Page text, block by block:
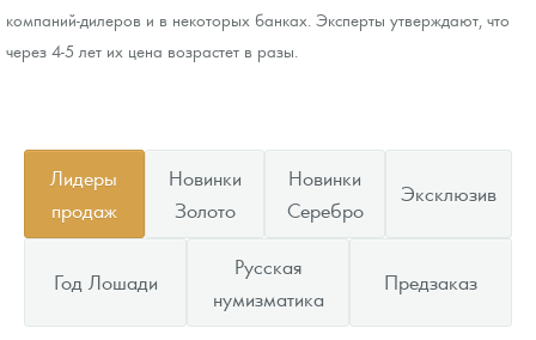
компаний-дилеров и в некоторых банках. Эксперты утверждают, что
через 4-5 лет их цена возрастет в разы.
Лидеры
продаж
Новинки
Золото
Новинки
Серебро
Эксклюзив
Год Лошади
Русская
нумизматика
Предзаказ